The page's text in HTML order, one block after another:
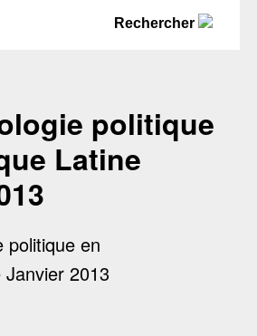
Rechercher
politique
Latine